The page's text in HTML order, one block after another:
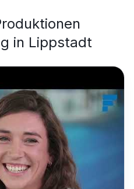
in Lippstadt